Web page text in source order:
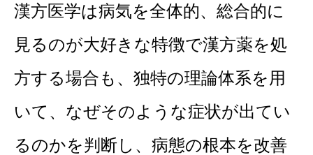
漢方医学は病気を全体的、総合的に
見るのが大好きな特徴で漢方薬を処
方する場合も、 独特の理論体系を用
いて、なぜそのような症状が出てい
るのかを判断し、病態の根本を改善